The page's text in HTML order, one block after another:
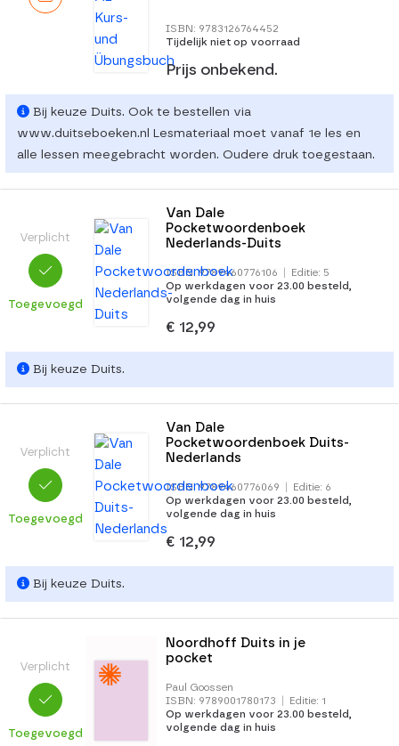
ISBN: 9783126764452
Tijdelijk niet op voorraad
Prijs onbekend.
Bij keuze Duits. Ook te bestellen via
www.duitseboeken.nl Lesmateriaal moet vanaf 1e les en
alle lessen meegebracht worden. Oudere druk toegestaan.
Verplicht
Toegevoegd
Van Dale
Pocketwoordenboek
Nederlands-Duits
ISBN: 9789460776106
Editie: 5
Op werkdagen voor 23.00 besteld,
volgende dag in huis
€ 12,99
Bij keuze Duits.
Verplicht
Toegevoegd
Van Dale
Pocketwoordenboek Duits-
Nederlands
ISBN: 9789460776069
Editie: 6
Op werkdagen voor 23.00 besteld,
volgende dag in huis
€ 12,99
Bij keuze Duits.
Verplicht
Toegevoegd
Noordhoff Duits in je
pocket
Paul Goossen
ISBN: 9789001780173
Editie: 1
Op werkdagen voor 23.00 besteld,
volgende dag in huis